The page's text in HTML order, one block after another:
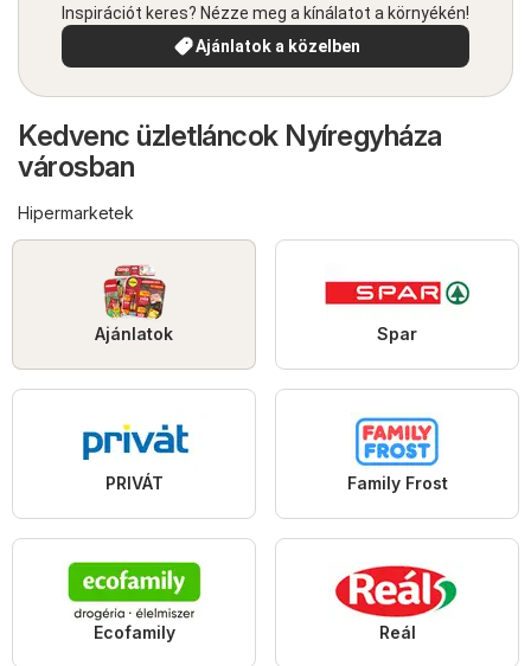
Inspirációt keres? Nézze meg a kínálatot a környékén!
Ajánlatok a közelben
Kedvenc üzletláncok Nyíregyháza
városban
Hipermarketek
Ajánlatok Spar
PRIVÁT Family Frost
Ecofamily Reál